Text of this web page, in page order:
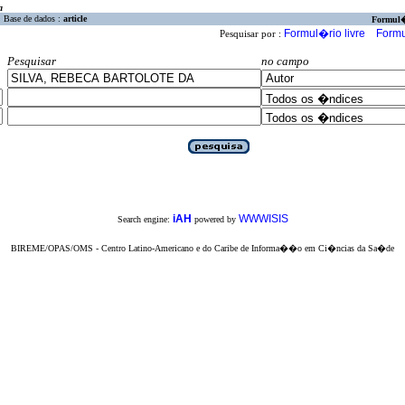
Base de dados : article
Pesquisar por : Formul�rio livre
Pesquisar
no campo
Search engine: iAH powered by WWWISIS
BIREME/OPAS/OMS - Centro Latino-Americano e do Caribe de Informa��o em Ci�ncias da Sa�de